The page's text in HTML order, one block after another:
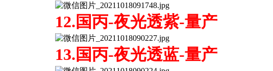
12.国丙-夜光透紫-量产
13.国丙-夜光透蓝-量产